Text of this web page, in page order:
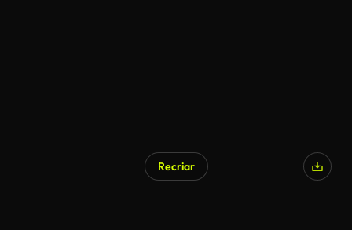
Recriar